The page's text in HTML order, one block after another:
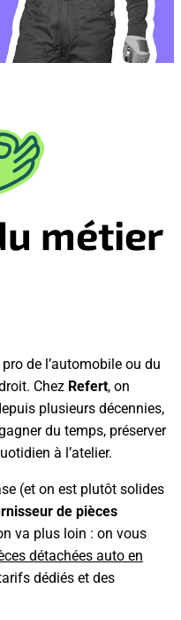
métier
de l’automobile ou du
Chez Refert, on
plusieurs décennies,
du temps, préserver
à l’atelier.
(et on est plutôt solides
de pièces
va plus loin : on vous
détachées auto en
dédiés et des